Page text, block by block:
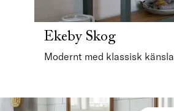
Ekeby Skog
Modernt med klassisk känsla